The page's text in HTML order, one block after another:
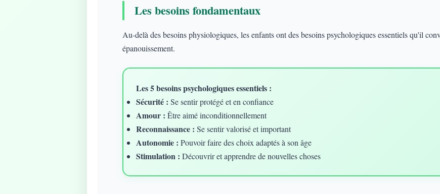
Les besoins fondamentaux
Au-delà des besoins physiologiques, les enfants ont des besoins psychologiques essentiels qu'il
épanouissement.
Les 5 besoins psychologiques essentiels :
Sécurité : Se sentir protégé et en confiance
Amour : Être aimé inconditionnellement
Reconnaissance : Se sentir valorisé et important
Autonomie : Pouvoir faire des choix adaptés à son âge
Stimulation : Découvrir et apprendre de nouvelles choses